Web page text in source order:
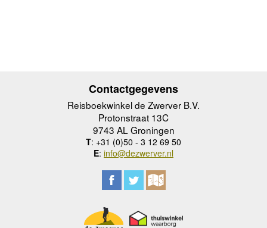
Contactgegevens
Reisboekwinkel de Zwerver B.V.
Protonstraat 13C
9743 AL Groningen
T: +31 (0)50 - 3 12 69 50
E: info@dezwerver.nl